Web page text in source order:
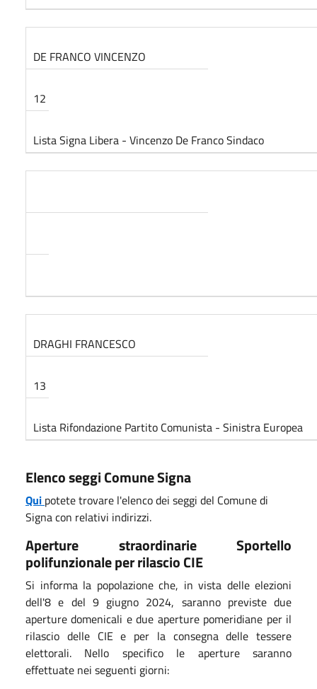
DE FRANCO VINCENZO
12
Lista Signa Libera - Vincenzo De Franco Sindaco
DRAGHI FRANCESCO
13
Lista Rifondazione Partito Comunista - Sinistra Europea
Elenco seggi Comune Signa
Qui potete trovare l'elenco dei seggi del Comune di
Signa con relativi indirizzi.
Aperture straordinarie Sportello
polifunzionale per rilascio CIE
Si informa la popolazione che, in vista delle elezioni
dell'8 e del 9 giugno 2024, saranno previste due
aperture domenicali e due aperture pomeridiane per il
rilascio delle CIE e per la consegna delle tessere
elettorali. Nello specifico le aperture saranno
effettuate nei seguenti giorni: